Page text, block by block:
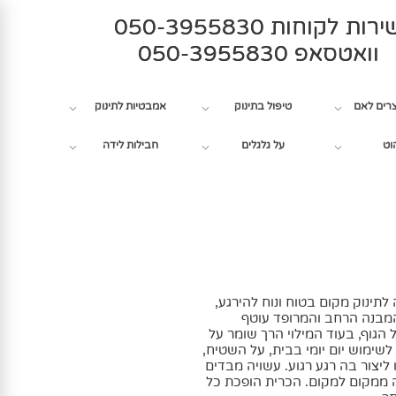
לקוחות 050-3955830
וואטסאפ 050-3955830
לאם טיפול בתינוק אמבטיות לתינוק
על גלגלים חבילות לידה
מקום בטוח ונוח להירגע,
הרחב והמרופד עוטף
בעוד המילוי הרך שומר על
יום יומי בבית, על השטיח,
בה רגע רגוע. עשויה מבדים
ממקום למקום. הכרית הופכת כל